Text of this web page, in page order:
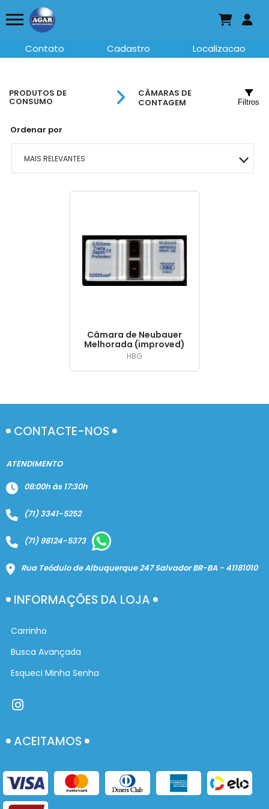
Contato Cadastro Localizacao
PRODUTOS DE
CONSUMO
CÂMARAS DE
CONTAGEM
Ordenar por
MAIS RELEVANTES
MAIS VENDIDOS
Filtros
Câmara de Neubauer
Melhorada (improved)
ou Espelhada
para Contagem de
HBG
CONTACTE-NOS
ATENDIMENTO
08:00h às 17:30h
(71) 3341-5252
(71) 98124-5373
Rua Teódulo de Albuquerque 247 Salvador BR-BA - 41181010
INFORMAÇÕES DA LOJA
Carrinho
Busca Avançada
Esqueci Minha Senha
ACEITAMOS